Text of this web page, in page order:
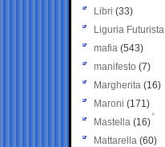
Libri (33)
Liguria Futurista
mafia (543)
manifesto (7)
Margherita (16)
Maroni (171)
Mastella (16)
Mattarella (60)